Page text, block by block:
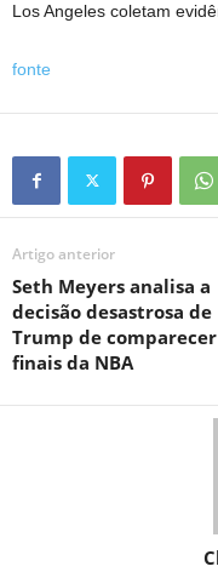
Los Angeles coletam
fonte
Artigo anterior
Seth Meyers analisa a
decisão desastrosa de
Trump de comparecer
finais da NBA